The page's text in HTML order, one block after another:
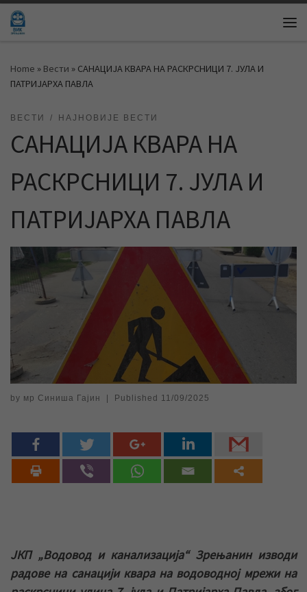
Skip to content
Home » Вести » САНАЦИЈА КВАРА НА РАСКРСНИЦИ 7. ЈУЛА И
ПАТРИЈАРХА ПАВЛА
ВЕСТИ НАЈНОВИЈЕ ВЕСТИ
САНАЦИЈА КВАРА НА
РАСКРСНИЦИ 7. ЈУЛА И
ПАТРИЈАРХА ПАВЛА
by мр Синиша Гајин Published 11/09/2025
ЈКП „Водовод и канализација“ Зрењанин изводи
радове на санацији квара на водоводној мрежи на